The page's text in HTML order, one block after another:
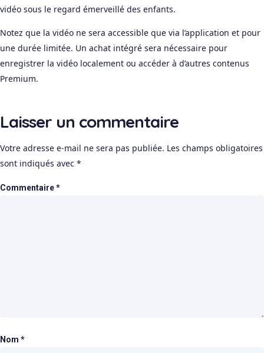
vidéo sous le regard émerveillé des enfants.
Notez que la vidéo ne sera accessible que via l’application et pour
une durée limitée. Un achat intégré sera nécessaire pour
enregistrer la vidéo localement ou accéder à d’autres contenus
Premium.
Laisser un commentaire
Votre adresse e-mail ne sera pas publiée. Les champs obligatoires
sont indiqués avec *
Commentaire*
Nom *